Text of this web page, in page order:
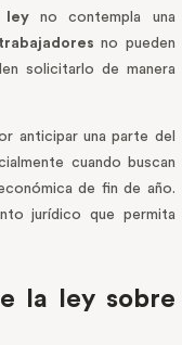
leyno contempla una
trabajadores no pueden
solicitarlo de manera
anticipar una parte del
cuando buscan
de fin de año.
jurídico que permita
la ley sobre